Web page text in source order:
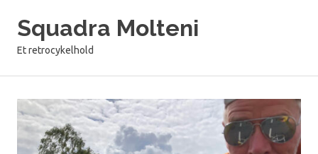
Squadra Molteni
Et retrocykelhold